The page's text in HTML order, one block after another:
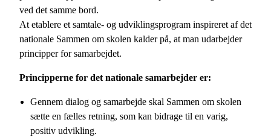
ved det samme bord.
At etablere et samtale- og udviklingsprogram inspireret af det
nationale Sammen om skolen kalder på, at man udarbejder
principper for samarbejdet.
Principperne for det nationale samarbejder er:
Gennem dialog og samarbejde skal Sammen om skolen
sætte en fælles retning, som kan bidrage til en varig,
positiv udvikling.